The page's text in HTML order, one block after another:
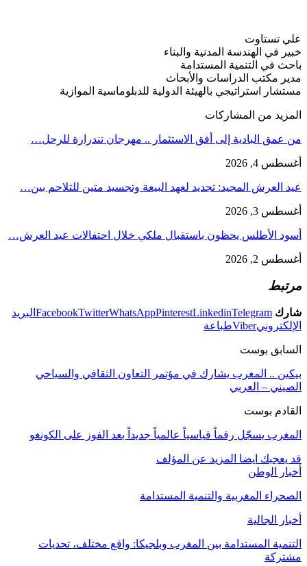
علي تستاوت
خبير في الهندسة المدنية والبناء
باحث في التنمية المستدامة
مدير مكتب الدراسات والأبحاث
مستشار استراتيجي بالهيئة الدولية للدبلوماسية الموازية
المزيد من المشاركات
من عمق البادية إلى أفق الاستثمار .. مهرجان تندرارة للرحل…
أغسطس 4, 2026
عيد العرش المجيد: تجديد لعهد البيعة وتجسيد متين للتلاحم بين…
أغسطس 3, 2026
أسود الأطلس يحظون باستقبال ملكي خلال احتفالات عيد العرش…
أغسطس 2, 2026
مرتبط
شارك FacebookTwitterWhatsAppPinterestLinkedinTelegram
البريد
الإلكترونيViberطباعة
السابق بوست
بيكين .. المغرب يشارك في مؤتمر التعاون الثقافي والسياحي
الصيني – العربي
القادم بوست
المغرب يسجّل رقماً قياسياً عالمياً جديداً بعد الفوز على الكونغو
قد يعجبك ايضا المزيد عن المؤلف
أخبار الوطن
الصحراء المغربية والتنمية المستدامة
أخبار الجالية
التنمية المستدامة بين المغرب وبلجيكا: واقع مختلف، تحديات
مشتركة